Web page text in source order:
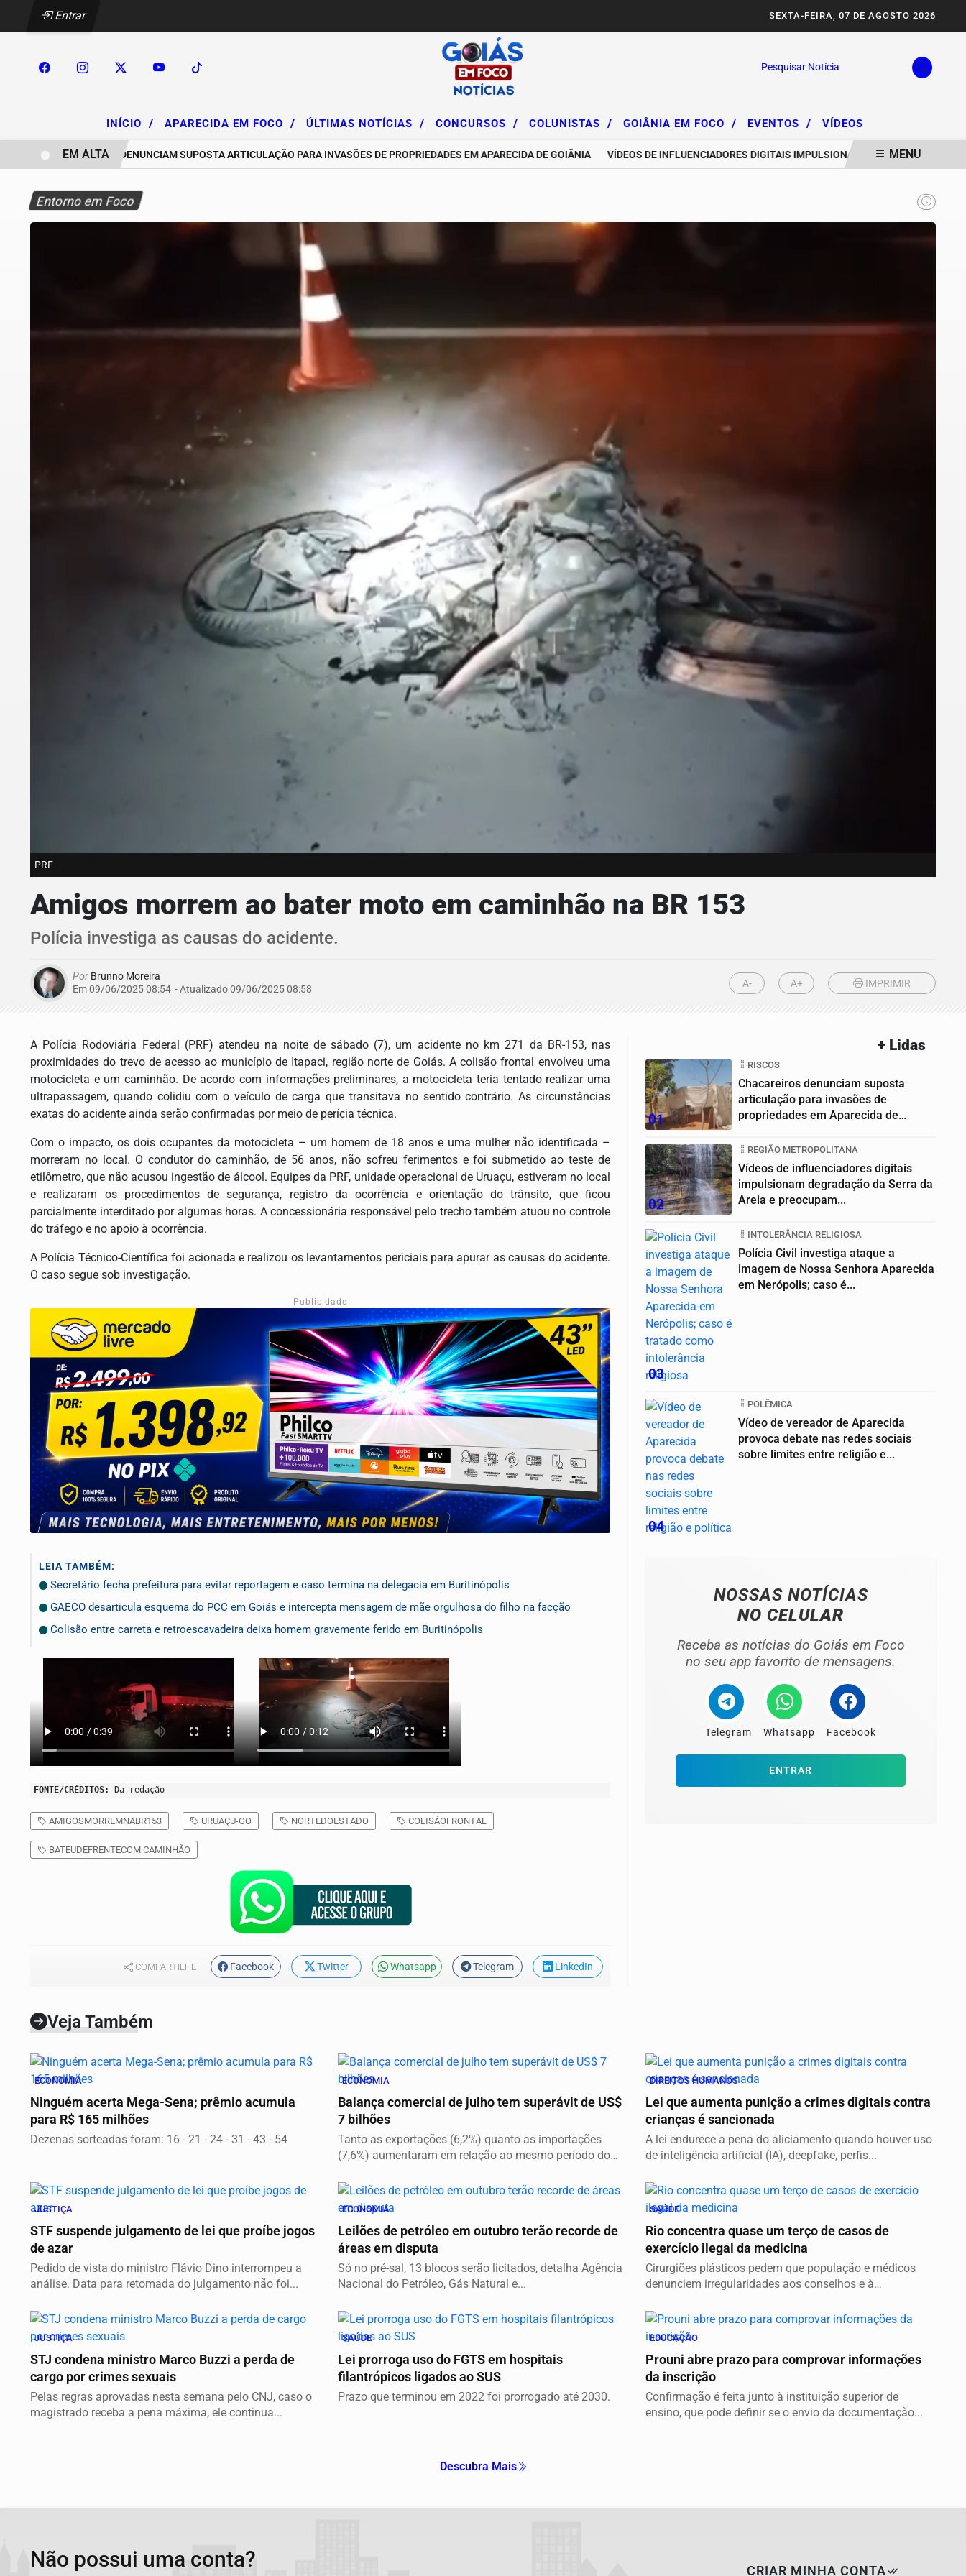
Entrar SEXTA-FEIRA, 07 DE AGOSTO 2026
Pesquisar Notícia
INÍCIO / APARECIDA EM FOCO / ÚLTIMAS NOTÍCIAS / CONCURSOS / COLUNISTAS / GOIÂNIA EM FOCO / EVENTOS / VÍDEOS
CHACAREIROS DENUNCIAM SUPOSTA ARTICULAÇÃO PARA INVASÕES DE PROPRIEDADES EM APARECIDA DE GOIÂNIA VÍDEOS DE INFLUENCIADORES DIGITAIS IMPULSIONAM DEGRADAÇÃO DA SERRA
EM ALTA MENU
Entorno em Foco
PRF
Amigos morrem ao bater moto em caminhão na BR 153
Polícia investiga as causas do acidente.
Por Brunno Moreira
Em 09/06/2025 08:54 - Atualizado09/06/2025 08:58 A- A+ IMPRIMIR
A Polícia Rodoviária Federal (PRF) atendeu na noite de sábado (7), um acidente no km 271 da BR-153, nas
proximidades do trevo de acesso ao município de Itapaci, região norte de Goiás. A colisão frontal envolveu uma
motocicleta e um caminhão. De acordo com informações preliminares, a motocicleta teria tentado realizar uma
ultrapassagem, quando colidiu com o veículo de carga que transitava no sentido contrário. As circunstâncias
exatas do acidente ainda serão confirmadas por meio de perícia técnica.
Com o impacto, os dois ocupantes da motocicleta – um homem de 18 anos e uma mulher não identificada –
morreram no local. O condutor do caminhão, de 56 anos, não sofreu ferimentos e foi submetido ao teste de
etilômetro, que não acusou ingestão de álcool. Equipes da PRF, unidade operacional de Uruaçu, estiveram no local
e realizaram os procedimentos de segurança, registro da ocorrência e orientação do trânsito, que ficou
parcialmente interditado por algumas horas. A concessionária responsável pelo trecho também atuou no controle
do tráfego e no apoio à ocorrência.
A Polícia Técnico-Científica foi acionada e realizou os levantamentos periciais para apurar as causas do acidente.
O caso segue sob investigação.
Publicidade
LEIA TAMBÉM:
Secretário fecha prefeitura para evitar reportagem e caso termina na delegacia em Buritinópolis
GAECO desarticula esquema do PCC em Goiás e intercepta mensagem de mãe orgulhosa do filho na facção
Colisão entre carreta e retroescavadeira deixa homem gravemente ferido em Buritinópolis
FONTE/CRÉDITOS: Da redação
AMIGOSMORREMNABR153 URUAÇU-GO NORTEDOESTADO COLISÃOFRONTAL
BATEUDEFRENTECOM CAMINHÃO
COMPARTILHE Facebook Twitter Whatsapp Telegram LinkedIn
+ Lidas
01
RISCOS
Chacareiros denunciam suposta
articulação para invasões de
propriedades em Aparecida de
02
REGIÃO METROPOLITANA
Vídeos de influenciadores digitais
impulsionam degradação da Serra da
Areia e preocupam...
03
INTOLERÂNCIA RELIGIOSA
Polícia Civil investiga ataque a
imagem de Nossa Senhora Aparecida
em Nerópolis; caso é...
04
POLÊMICA
Vídeo de vereador de Aparecida
provoca debate nas redes sociais
sobre limites entre religião e...
NOSSAS NOTÍCIAS
NO CELULAR
Receba as notícias do Goiás em Foco
no seu app favorito de mensagens.
Telegram Whatsapp Facebook
ENTRAR
Veja Também
ECONOMIA
Ninguém acerta Mega-Sena; prêmio acumula
para R$ 165 milhões
Dezenas sorteadas foram: 16 - 21 - 24 - 31 - 43 - 54
ECONOMIA
Balança comercial de julho tem superávit de US$
7 bilhões
Tanto as exportações (6,2%) quanto as importações
(7,6%) aumentaram em relação ao mesmo período do
DIREITOS HUMANOS
Lei que aumenta punição a crimes digitais contra
crianças é sancionada
A lei endurece a pena do aliciamento quando houver uso
de inteligência artificial (IA), deepfake, perfis...
JUSTIÇA
STF suspende julgamento de lei que proíbe jogos
de azar
Pedido de vista do ministro Flávio Dino interrompeu a
análise. Data para retomada do julgamento não foi...
ECONOMIA
Leilões de petróleo em outubro terão recorde de
áreas em disputa
Só no pré-sal, 13 blocos serão licitados, detalha Agência
Nacional do Petróleo, Gás Natural e...
SAÚDE
Rio concentra quase um terço de casos de
exercício ilegal da medicina
Cirurgiões plásticos pedem que população e médicos
denunciem irregularidades aos conselhos e à
JUSTIÇA
STJ condena ministro Marco Buzzi a perda de
cargo por crimes sexuais
Pelas regras aprovadas nesta semana pelo CNJ, caso o
magistrado receba a pena máxima, ele continua...
SAÚDE
Lei prorroga uso do FGTS em hospitais
filantrópicos ligados ao SUS
Prazo que terminou em 2022 foi prorrogado até 2030.
EDUCAÇÃO
Prouni abre prazo para comprovar informações
da inscrição
Confirmação é feita junto à instituição superior de
ensino, que pode definir se o envio da documentação...
Descubra Mais
Não possui uma conta? CRIAR MINHA CONTA